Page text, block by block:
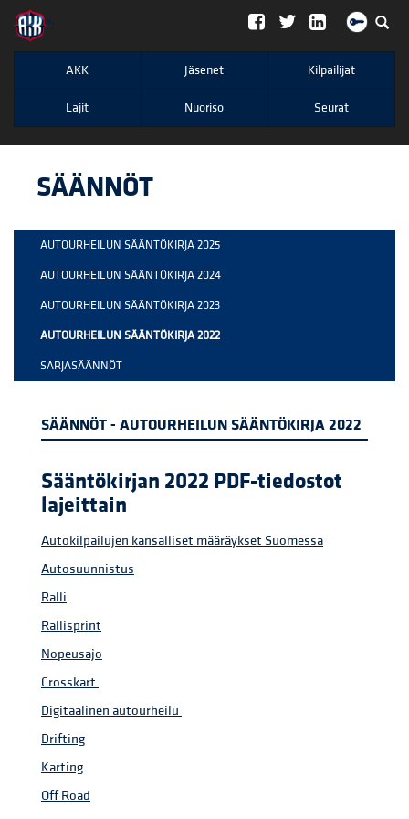
";
AKK Jäsenet Kilpailijat
Lajit Nuoriso Seurat
SÄÄNNÖT
AUTOURHEILUN SÄÄNTÖKIRJA 2025
AUTOURHEILUN SÄÄNTÖKIRJA 2024
AUTOURHEILUN SÄÄNTÖKIRJA 2023
AUTOURHEILUN SÄÄNTÖKIRJA 2022
SARJASÄÄNNÖT
SÄÄNNÖT - AUTOURHEILUN SÄÄNTÖKIRJA 2022
Sääntökirjan 2022 PDF-tiedostot
lajeittain
Autokilpailujen kansalliset määräykset Suomessa
Autosuunnistus
Ralli
Rallisprint
Nopeusajo
Crosskart
Digitaalinen autourheilu
Drifting
Karting
Off Road